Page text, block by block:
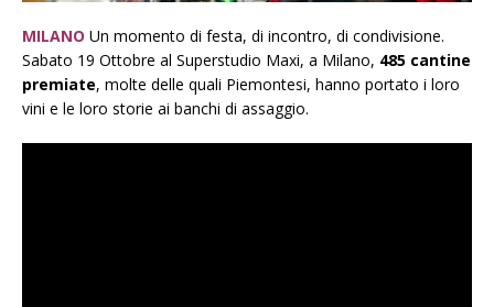
MILANO Un momento di festa, di incontro, di condivisione.
Sabato 19 Ottobre al Superstudio Maxi, a Milano, 485 cantine
premiate, molte delle quali Piemontesi, hanno portato i loro
vini e le loro storie ai banchi di assaggio.